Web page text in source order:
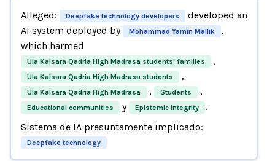
Alleged: Deepfake technology developers
developed an
AI system deployed by
Mohammad Yamin Mallik
,
which harmed
Ula Kalsara Qadria High Madrasa students' families ,
Ula Kalsara Qadria High Madrasa students ,
Ula Kalsara Qadria High Madrasa , Students ,
Educational communities y Epistemic integrity
.
Sistema de IA presuntamente implicado:
Deepfake technology